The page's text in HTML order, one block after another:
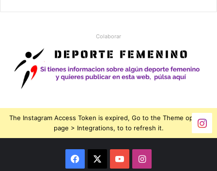
Colaborar
The Instagram Access Token is expired, Go to the Theme options
page > Integrations, to to refresh it.
Facebook YouTubeInstagram